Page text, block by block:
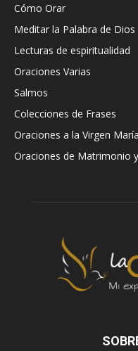
Cómo Orar
Meditar la Palabra de Dios
Lecturas de espiritualidad
Oraciones Varias
Salmos
Colecciones de Frases
Oraciones a la Virgen María
Oraciones de Matrimonio